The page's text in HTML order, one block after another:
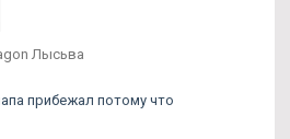
Лысьва
прибежал потому что